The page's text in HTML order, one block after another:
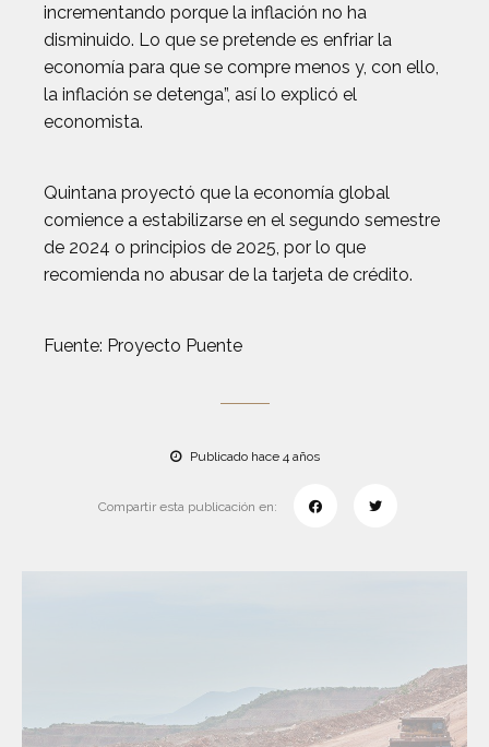
incrementando porque la inflación no ha
disminuido. Lo que se pretende es enfriar la
economía para que se compre menos y, con ello,
la inflación se detenga”, así lo explicó el
economista.
Quintana proyectó que la economía global
comience a estabilizarse en el segundo semestre
de 2024 o principios de 2025, por lo que
recomienda no abusar de la tarjeta de crédito.
Fuente: Proyecto Puente
Publicado hace 4 años
Compartir esta publicación en: